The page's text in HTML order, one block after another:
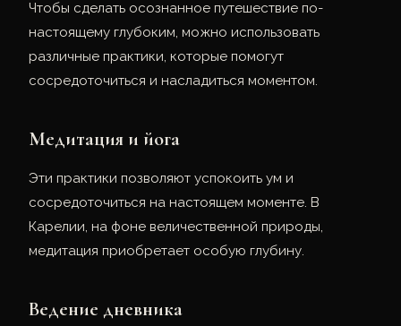
Чтобы сделать осознанное путешествие по-
настоящему глубоким, можно использовать
различные практики, которые помогут
сосредоточиться и насладиться моментом.
Медитация и йога
Эти практики позволяют успокоить ум и
сосредоточиться на настоящем моменте. В
Карелии, на фоне величественной природы,
медитация приобретает особую глубину.
Ведение дневника